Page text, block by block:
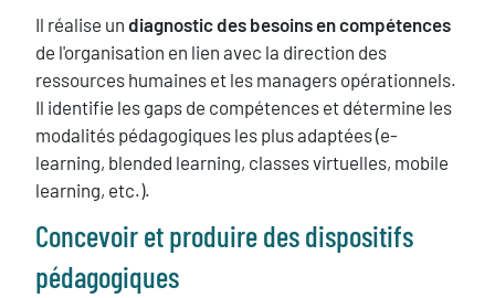
Il réalise un diagnostic des besoins en compétences
de l'organisation en lien avec la direction des
ressources humaines et les managers opérationnels.
Il identifie les gaps de compétences et détermine les
modalités pédagogiques les plus adaptées (e-
learning, blended learning, classes virtuelles, mobile
learning, etc.).
Concevoir et produire des dispositifs
pédagogiques